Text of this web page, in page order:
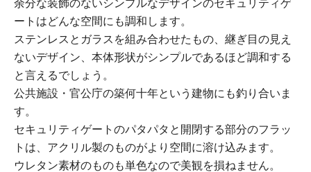
余分な装飾のないシンプルなデザインのセキュリティゲ
ートはどんな空間にも調和します。
ステンレスとガラスを組み合わせたもの、継ぎ目の見え
ないデザイン、本体形状がシンプルであるほど調和する
と言えるでしょう。
公共施設・官公庁の築何十年という建物にも釣り合いま
す。
セキュリティゲートのパタパタと開閉する部分のフラッ
トは、アクリル製のものがより空間に溶け込みます。
ウレタン素材のものも単色なので美観を損ねません。